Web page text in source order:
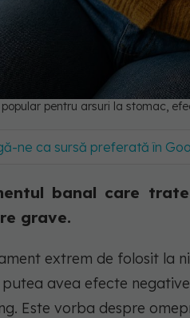
pentru arsuri la stomac,
ne ca sursă preferată în
banal care
grave.
extrem de folosit la
avea efecte
Este vorba despre